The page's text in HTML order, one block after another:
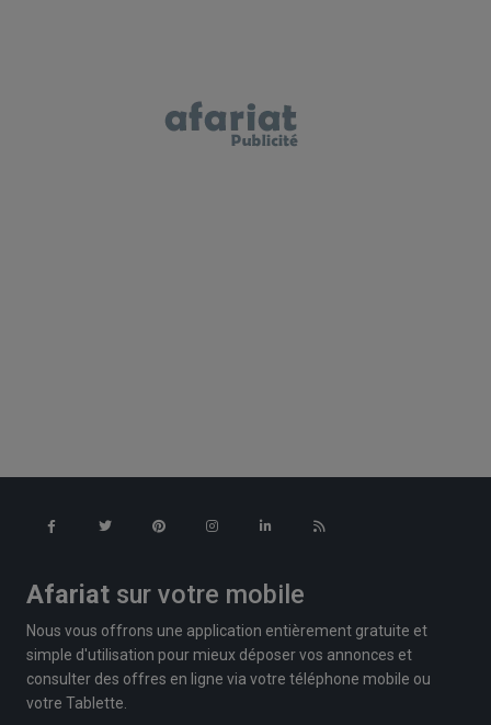
Afariat sur votre mobile
Nous vous offrons une application entièrement gratuite et
simple d'utilisation pour mieux déposer vos annonces et
consulter des offres en ligne via votre téléphone mobile ou
votre Tablette.